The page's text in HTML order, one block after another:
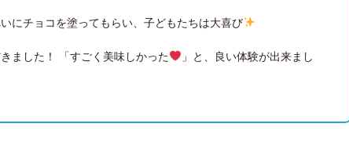
にチョコを塗ってもらい、子どもたちは大喜び
ました！ 「すごく美味しかった 」と、良い体験が出来まし